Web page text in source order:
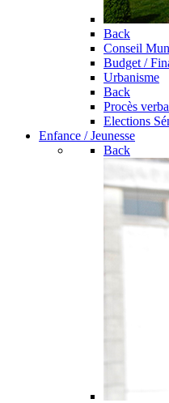
Back
Conseil
Budget /
Urbanisme
Back
Procès
Elections
Enfance / Jeunesse
Back